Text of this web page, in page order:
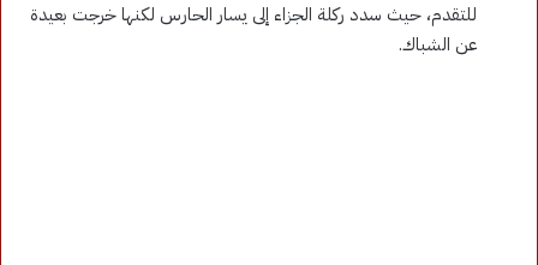
للتقدم، حيث سدد ركلة الجزاء إلى يسار الحارس لكنها خرجت بعيدة
عن الشباك.